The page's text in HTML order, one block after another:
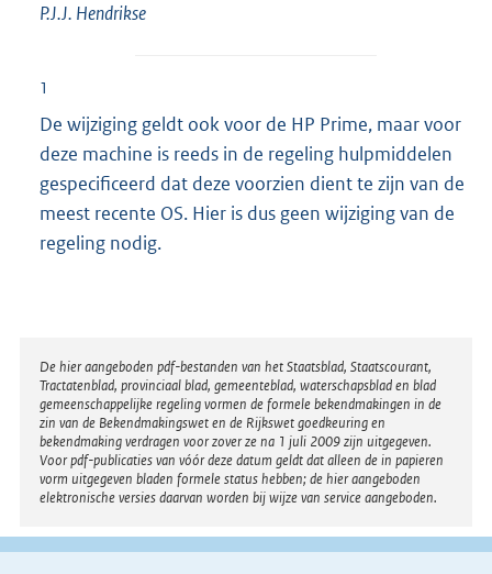
P.J.J. Hendrikse
1
De wijziging geldt ook voor de HP Prime, maar voor
deze machine is reeds in de regeling hulpmiddelen
gespecificeerd dat deze voorzien dient te zijn van de
meest recente OS. Hier is dus geen wijziging van de
regeling nodig.
Disclaimer
De hier aangeboden pdf-bestanden van het Staatsblad, Staatscourant,
Tractatenblad, provinciaal blad, gemeenteblad, waterschapsblad en blad
gemeenschappelijke regeling vormen de formele bekendmakingen in de
zin van de Bekendmakingswet en de Rijkswet goedkeuring en
bekendmaking verdragen voor zover ze na 1 juli 2009 zijn uitgegeven.
Voor pdf-publicaties van vóór deze datum geldt dat alleen de in papieren
vorm uitgegeven bladen formele status hebben; de hier aangeboden
elektronische versies daarvan worden bij wijze van service aangeboden.